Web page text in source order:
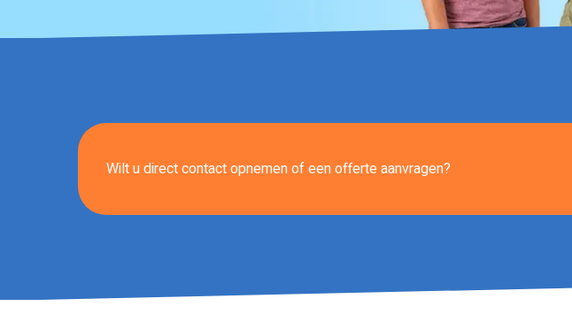
Wilt u direct contact opnemen of een offerte aanvragen?